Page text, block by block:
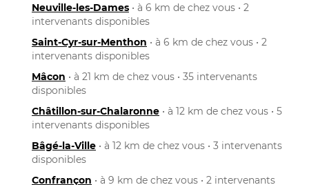
Neuville-les-Dames • à 6 km de chez vous • 2
intervenants disponibles
Saint-Cyr-sur-Menthon • à 6 km de chez vous • 2
intervenants disponibles
Mâcon • à 21 km de chez vous • 35 intervenants
disponibles
Châtillon-sur-Chalaronne • à 12 km de chez vous • 5
intervenants disponibles
Bâgé-la-Ville • à 12 km de chez vous • 3 intervenants
disponibles
Confrançon • à 9 km de chez vous • 2 intervenants